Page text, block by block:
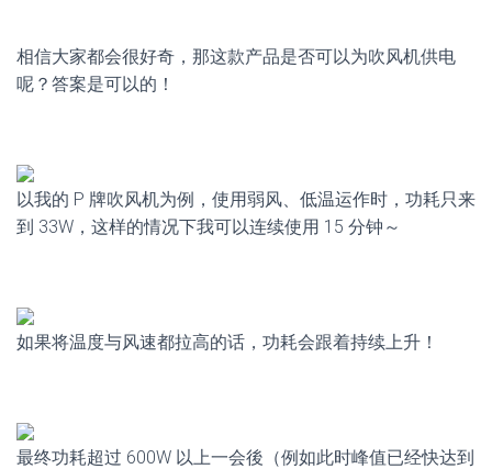
相信大家都会很好奇，那这款产品是否可以为吹风机供电
呢？答案是可以的！
以我的 P 牌吹风机为例，使用弱风、低温运作时，功耗只来
到 33W，这样的情况下我可以连续使用 15 分钟～
如果将温度与风速都拉高的话，功耗会跟着持续上升！
最终功耗超过 600W 以上一会後（例如此时峰值已经快达到